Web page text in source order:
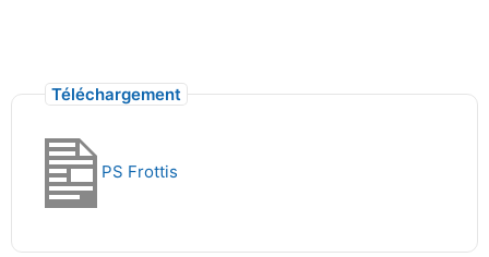
Téléchargement
PS Frottis